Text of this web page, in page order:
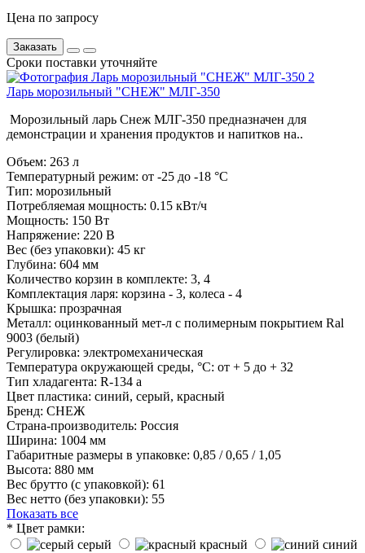
Цена по запросу
Заказать
Сроки поставки уточняйте
Ларь морозильный "СНЕЖ" МЛГ-350
Морозильный ларь Снеж МЛГ-350 предназначен для
демонстрации и хранения продуктов и напитков на..
Объем: 263 л
Температурный режим: от -25 до -18 °С
Тип: морозильный
Потребляемая мощность: 0.15 кВт/ч
Мощность: 150 Вт
Напряжение: 220 В
Вес (без упаковки): 45 кг
Глубина: 604 мм
Количество корзин в комплекте: 3, 4
Комплектация ларя: корзина - 3, колеса - 4
Крышка: прозрачная
Металл: оцинкованный мет-л с полимерным покрытием Ral
9003 (белый)
Регулировка: электромеханическая
Температура окружающей среды, °С: от + 5 до + 32
Тип хладагента: R-134 a
Цвет пластика: синий, серый, красный
Бренд: СНЕЖ
Страна-производитель: Россия
Ширина: 1004 мм
Габаритные размеры в упаковке: 0,85 / 0,65 / 1,05
Высота: 880 мм
Вес брутто (с упаковкой): 61
Вес нетто (без упаковки): 55
Показать все
* Цвет рамки:
серый
красный
синий